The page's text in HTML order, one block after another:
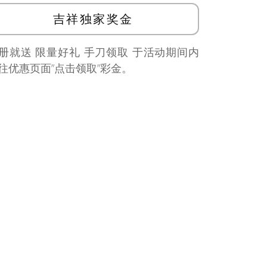
吉祥独家奖金
就送 限量好礼 手刀领取 于活动期间内
优惠页面”点击领取”彩金。